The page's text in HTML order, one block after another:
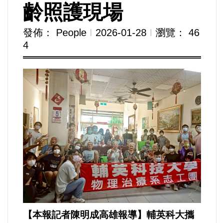
農業/技術/肥飼料/農藥/產銷
食品/衛生/醫療/照護
運動/體育/休閒/育樂
寵物/動保
婦女/孩童
齡照護現場
發佈： People Ι 2026-01-28 Ι 瀏覽： 46
4
【本報記者陳明成高雄報導】輔英科大攜